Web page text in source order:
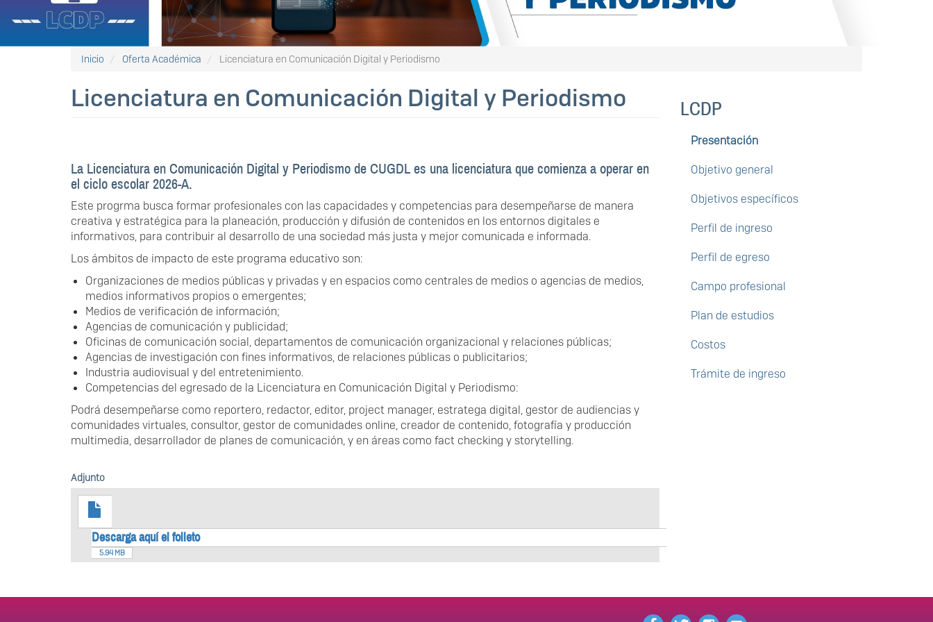
Inicio Oferta Académica Licenciatura en Comunicación Digital y Periodismo
Licenciatura en Comunicación Digital y Periodismo
La Licenciatura en Comunicación Digital y Periodismo de CUGDL es una licenciatura que comienza a operar en
el ciclo escolar 2026-A.
Este progrma busca formar profesionales con las capacidades y competencias para desempeñarse de manera
creativa y estratégica para la planeación, producción y difusión de contenidos en los entornos digitales e
informativos, para contribuir al desarrollo de una sociedad más justa y mejor comunicada e informada.
Los ámbitos de impacto de este programa educativo son:
Organizaciones de medios públicas y privadas y en espacios como centrales de medios o agencias de medios,
medios informativos propios o emergentes;
Medios de verificación de información;
Agencias de comunicación y publicidad;
Oficinas de comunicación social, departamentos de comunicación organizacional y relaciones públicas;
Agencias de investigación con fines informativos, de relaciones públicas o publicitarios;
Industria audiovisual y del entretenimiento.
Competencias del egresado de la Licenciatura en Comunicación Digital y Periodismo:
Podrá desempeñarse como reportero, redactor, editor, project manager, estratega digital, gestor de audiencias y
comunidades virtuales, consultor, gestor de comunidades online, creador de contenido, fotografía y producción
multimedia, desarrollador de planes de comunicación, y en áreas como fact checking y storytelling.
Adjunto
Descarga aquí el folleto
5.94 MB
LCDP
Presentación
Objetivo general
Objetivos específicos
Perfil de ingreso
Perfil de egreso
Campo profesional
Plan de estudios
Costos
Trámite de ingreso
Enlaces de interés